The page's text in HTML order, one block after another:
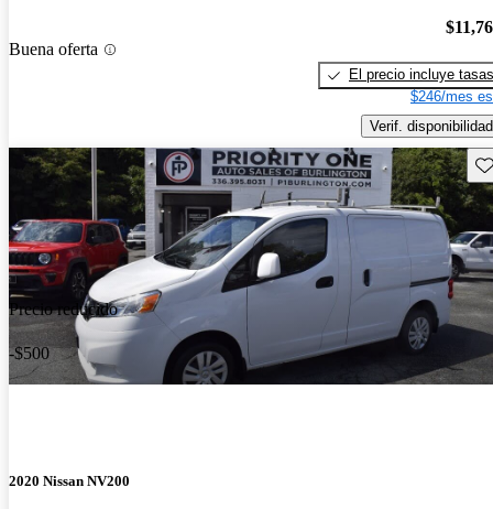
Buena oferta
El precio incluye tasas
$246/mes
Verif. disponibilidad
Precio reducido
-$500
2020 Nissan NV200